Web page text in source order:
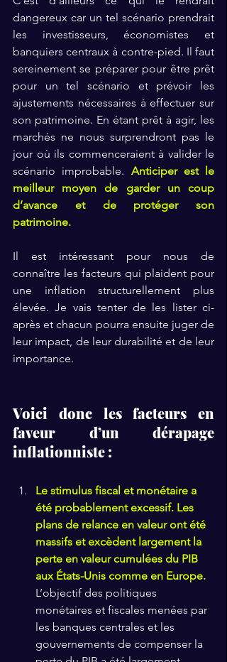
dangereux car un tel scénario prendrait
les investisseurs, économistes et
banquiers centraux à contre-pied. Il faut
sereinement se préparer pour être prêt
pour un tel scénario et prévoir les
ajustements nécessaires à effectuer sur
son patrimoine. En étant prêt à agir, les
marchés ne nous surprendront pas le
jour où ils commenceraient à valider le
scénario improbable. Anticiper est le
meilleur moyen de garder un coup
d’avance et de protéger son
patrimoine.
Il est intéressant pour nous de
connaître les facteurs qui plaident pour
une inflation structurellement plus
élevée. Je vais tenter de les lister ci-
après et chacun pourra ensuite juger de
leur impact, de leur durabilité et de leur
importance.
Voici donc les facteurs en
faveur d’un dérapage
inflationniste :
Le stimulus fiscal et monétaire a
été probablement excessif. Les
plans de relance en valeur ont été
massifs et excèdent largement la
perte en valeur cumulées du PIB
aux États-Unis comme en Europe.
L’objectif des politiques
monétaires et fiscales menées par
les banques centrales et les
gouvernements de compenser la